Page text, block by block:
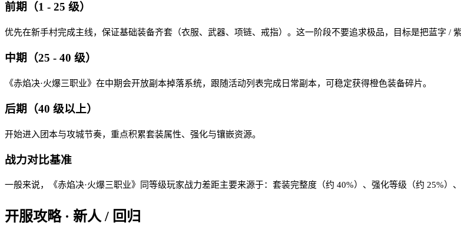
前期（1 - 25 级）
优先在新手村完成主线，保证基础装备齐套（衣服、武器、项链、戒指）。这一阶段不要追求极品，目标是把蓝字 / 紫
中期（25 - 40 级）
《赤焰决·火爆三职业》在中期会开放副本掉落系统，跟随活动列表完成日常副本，可稳定获得橙色装备碎片。
后期（40 级以上）
开始进入团本与攻城节奏，重点积累套装属性、强化与镶嵌资源。
战力对比基准
一般来说，《赤焰决·火爆三职业》同等级玩家战力差距主要来源于：套装完整度（约 40%）、强化等级（约 25%）
开服攻略 · 新人 / 回归